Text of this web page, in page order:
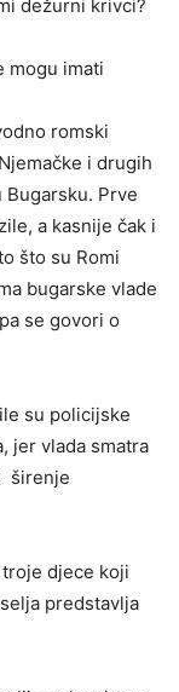
dežurni krivci?
mogu imati
romski
i drugih
Prve
a kasnije čak i
što su Romi
bugarske vlade
se govori o
su policijske
jer vlada smatra
širenje
djece koji
predstavlja